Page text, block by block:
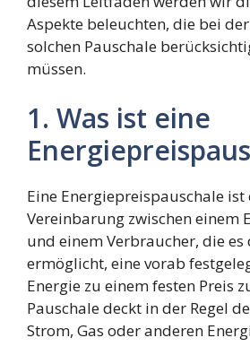
Aspekte beleuchten, die bei
solchen Pauschale
müssen.
1. Was ist eine
Eine Energiepreispauschale ist
Vereinbarung zwischen einem
und einem Verbraucher, die
ermöglicht, eine vorab
Energie zu einem festen Preis
Pauschale deckt in der Regel
Strom, Gas oder anderen